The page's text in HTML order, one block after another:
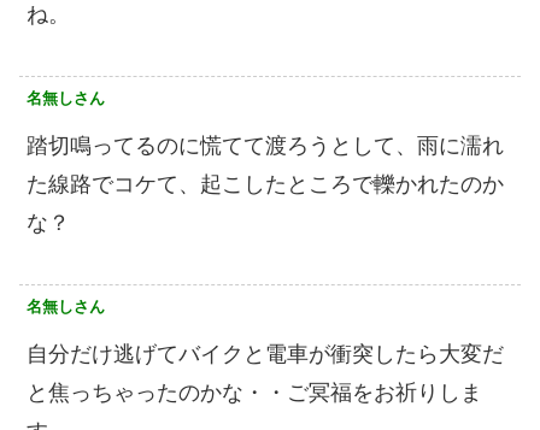
ね。
名無しさん
踏切鳴ってるのに慌てて渡ろうとして、雨に濡れ
た線路でコケて、起こしたところで轢かれたのか
な？
名無しさん
自分だけ逃げてバイクと電車が衝突したら大変だ
と焦っちゃったのかな・・ご冥福をお祈りしま